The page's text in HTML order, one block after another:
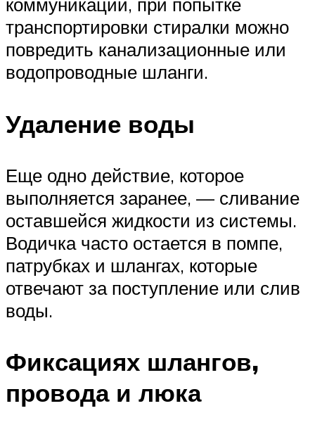
коммуникации, при попытке
транспортировки стиралки можно
повредить канализационные или
водопроводные шланги.
Удаление воды
Еще одно действие, которое
выполняется заранее, — сливание
оставшейся жидкости из системы.
Водичка часто остается в помпе,
патрубках и шлангах, которые
отвечают за поступление или слив
воды.
Фиксациях шлангов,
провода и люка